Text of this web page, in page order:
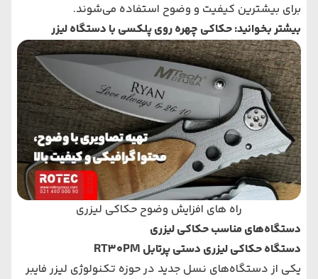
برای بیشترین کیفیت و وضوح استفاده می‌شوند.
بیشتر بخوانید:حکاکی چهره روی پلکسی با دستگاه لیزر
راه های افزایش وضوح حکاکی لیزری
دستگاه‌های مناسب حکاکی لیزری
دستگاه حکاکی لیزری دستی پرتابل RT30PM
یکی از دستگاه‌های نسل جدید در حوزه تکنولوژی لیزر فایبر